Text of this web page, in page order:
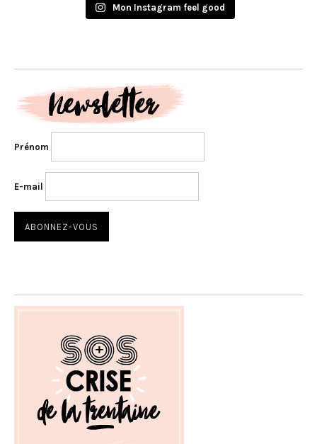
Mon Instagram feel good
Prénom
E-mail